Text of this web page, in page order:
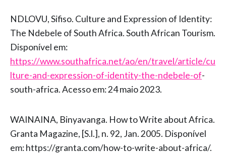
NDLOVU, Sifiso. Culture and Expression of Identity:
The Ndebele of South Africa. South African Tourism.
Disponível em:
https://www.southafrica.net/ao/en/travel/article/cu
lture-and-expression-of-identity-the-ndebele-of-
south-africa. Acesso em: 24 maio 2023.
WAINAINA, Binyavanga. How to Write about Africa.
Granta Magazine, [S.l.], n. 92, Jan. 2005. Disponível
em: https://granta.com/how-to-write-about-africa/.